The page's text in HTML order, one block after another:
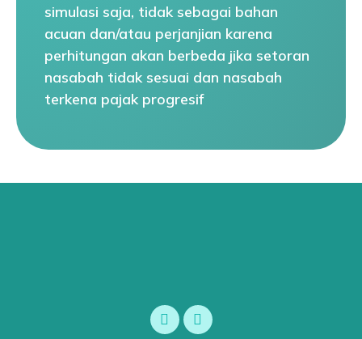
simulasi saja, tidak sebagai bahan
acuan dan/atau perjanjian karena
perhitungan akan berbeda jika setoran
nasabah tidak sesuai dan nasabah
terkena pajak progresif